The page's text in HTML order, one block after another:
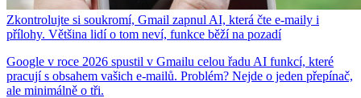
Zkontrolujte si soukromí, Gmail zapnul AI, která čte e-maily i
přílohy. Většina lidí o tom neví, funkce běží na pozadí
Google v roce 2026 spustil v Gmailu celou řadu AI funkcí, které
pracují s obsahem vašich e-mailů. Problém? Nejde o jeden přepínač,
ale minimálně o tři.